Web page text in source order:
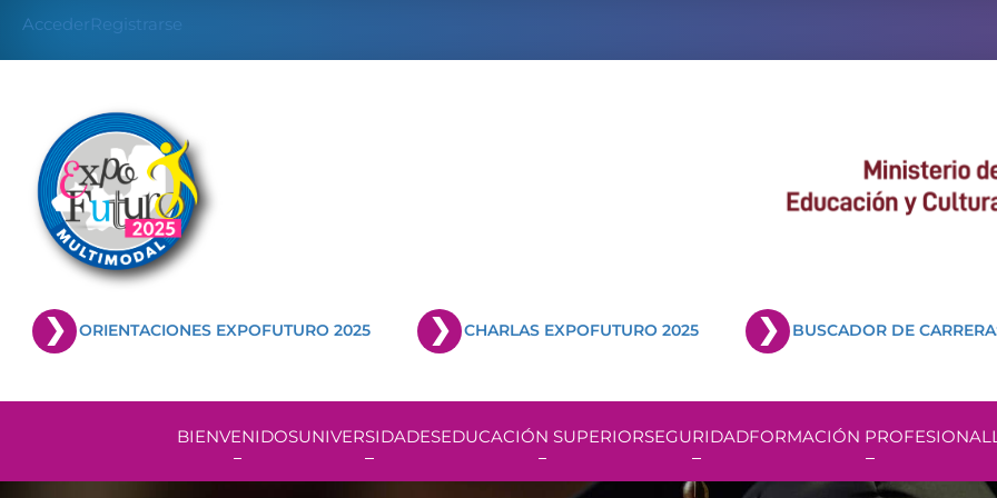
content
Acceder Registrarse
ORIENTACIONES EXPOFUTURO 2025 CHARLAS EXPOFUTURO 2025 BUSCADOR DE
BIENVENIDOSUNIVERSIDADESEDUCACIÓN SUPERIORSEGURIDADFORMACIÓN PROFESIONAL